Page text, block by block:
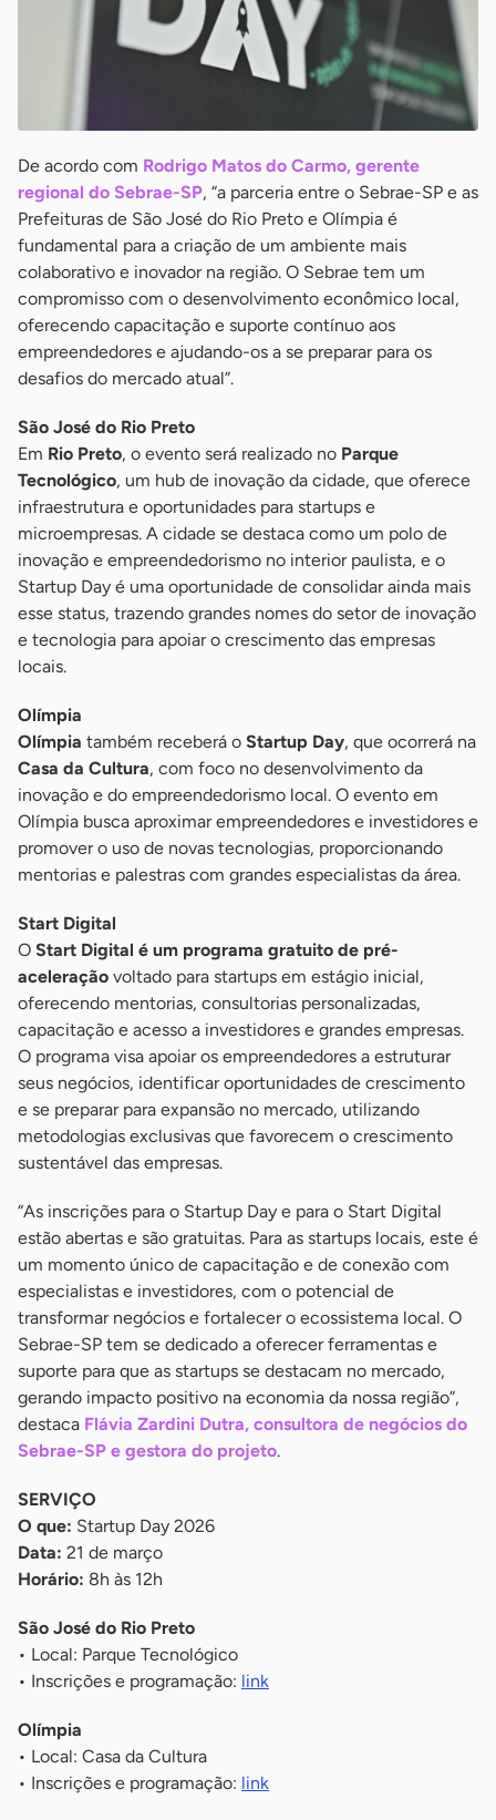
De acordo com Rodrigo Matos do Carmo, gerente
regional do Sebrae-SP, “a parceria entre o Sebrae-SP e as
Prefeituras de São José do Rio Preto e Olímpia é
fundamental para a criação de um ambiente mais
colaborativo e inovador na região. O Sebrae tem um
compromisso com o desenvolvimento econômico local,
oferecendo capacitação e suporte contínuo aos
empreendedores e ajudando-os a se preparar para os
desafios do mercado atual”.
São José do Rio Preto
Em Rio Preto, o evento será realizado no Parque
Tecnológico, um hub de inovação da cidade, que oferece
infraestrutura e oportunidades para startups e
microempresas. A cidade se destaca como um polo de
inovação e empreendedorismo no interior paulista, e o
Startup Day é uma oportunidade de consolidar ainda mais
esse status, trazendo grandes nomes do setor de inovação
e tecnologia para apoiar o crescimento das empresas
locais.
Olímpia
Olímpia também receberá o Startup Day, que ocorrerá na
Casa da Cultura, com foco no desenvolvimento da
inovação e do empreendedorismo local. O evento em
Olímpia busca aproximar empreendedores e investidores e
promover o uso de novas tecnologias, proporcionando
mentorias e palestras com grandes especialistas da área.
Start Digital
O Start Digital é um programa gratuito de pré-
aceleração voltado para startups em estágio inicial,
oferecendo mentorias, consultorias personalizadas,
capacitação e acesso a investidores e grandes empresas.
O programa visa apoiar os empreendedores a estruturar
seus negócios, identificar oportunidades de crescimento
e se preparar para expansão no mercado, utilizando
metodologias exclusivas que favorecem o crescimento
sustentável das empresas.
“As inscrições para o Startup Day e para o Start Digital
estão abertas e são gratuitas. Para as startups locais, este é
um momento único de capacitação e de conexão com
especialistas e investidores, com o potencial de
transformar negócios e fortalecer o ecossistema local. O
Sebrae-SP tem se dedicado a oferecer ferramentas e
suporte para que as startups se destacam no mercado,
gerando impacto positivo na economia da nossa região”,
destaca Flávia Zardini Dutra, consultora de negócios do
Sebrae-SP e gestora do projeto.
SERVIÇO
O que: Startup Day 2026
Data: 21 de março
Horário: 8h às 12h
São José do Rio Preto
• Local: Parque Tecnológico
• Inscrições e programação: link
Olímpia
• Local: Casa da Cultura
• Inscrições e programação: link